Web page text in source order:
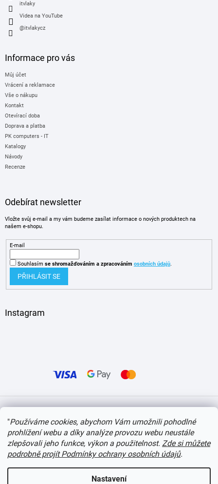
"Používáme cookies, abychom Vám umožnili pohodlné
prohlížení webu a díky analýze provozu webu neustále
zlepšovali jeho funkce, výkon a použitelnost. Zde si můžete
podrobně projít Podmínky ochrany osobních údajů.
Nastavení
itvlaky
Videa na YouTube
@itvlakycz
Informace pro vás
Můj účet
Vrácení a reklamace
Vše o nákupu
Kontakt
Otevírací doba
Doprava a platba
PK computers - IT
Katalogy
Návody
Recenze
Odebírat newsletter
Vložte svůj e-mail a my vám budeme zasílat informace o nových produktech na
našem e-shopu.
E-mail
Souhlasím se shromažďováním a zpracováním osobních údajů.
PŘIHLÁSIT SE
Instagram
Copyright 2026itvlaky.cz . Všechna práva vyhrazena. Upravit nastavení cookies